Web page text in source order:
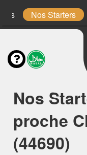
Nos Starters
Nos
proche
(44690)